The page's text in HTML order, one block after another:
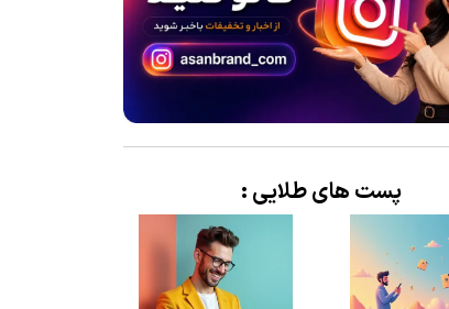
پست های طلایی :